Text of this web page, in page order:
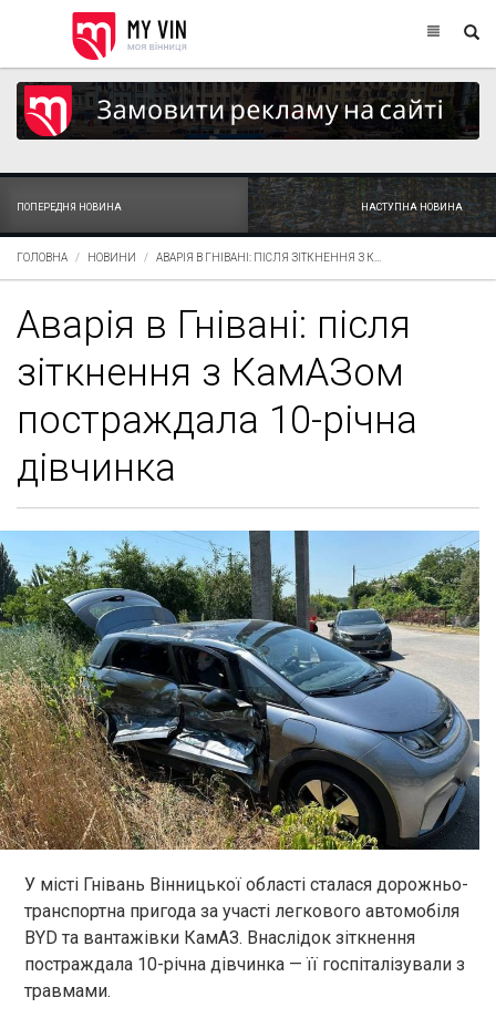
ПОПЕРЕДНЯ НОВИНА НАСТУПНА НОВИНА
ГОЛОВНА НОВИНИ АВАРІЯ В ГНІВАНІ: ПІСЛЯ ЗІТКНЕННЯ З К...
Аварія в Гнівані: після
зіткнення з КамАЗом
постраждала 10-річна
дівчинка
У місті Гнівань Вінницької області сталася дорожньо-
транспортна пригода за участі легкового автомобіля
BYD та вантажівки КамАЗ. Внаслідок зіткнення
постраждала 10-річна дівчинка — її госпіталізували з
травмами.